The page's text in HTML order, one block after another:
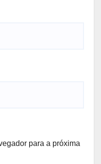
para a próxima